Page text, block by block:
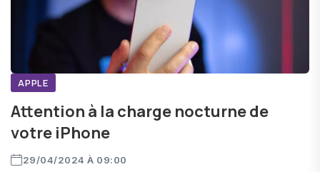
APPLE
Attention à la charge nocturne de
votre iPhone
29/04/2024 À 09:00